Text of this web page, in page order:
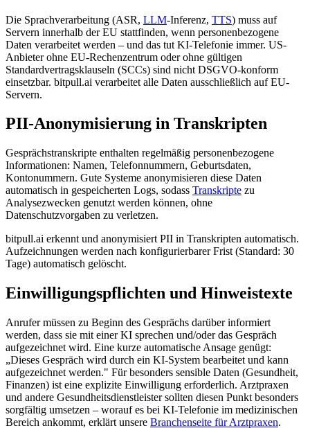
Die Sprachverarbeitung (ASR, LLM-Inferenz, TTS) muss auf
Servern innerhalb der EU stattfinden, wenn personenbezogene
Daten verarbeitet werden – und das tut KI-Telefonie immer. US-
Anbieter ohne EU-Rechenzentrum oder ohne gültigen
Standardvertragsklauseln (SCCs) sind nicht DSGVO-konform
einsetzbar. bitpull.ai verarbeitet alle Daten ausschließlich auf EU-
Servern.
PII-Anonymisierung in Transkripten
Gesprächstranskripte enthalten regelmäßig personenbezogene
Informationen: Namen, Telefonnummern, Geburtsdaten,
Kontonummern. Gute Systeme anonymisieren diese Daten
automatisch in gespeicherten Logs, sodass Transkripte zu
Analysezwecken genutzt werden können, ohne
Datenschutzvorgaben zu verletzen.
bitpull.ai erkennt und anonymisiert PII in Transkripten automatisch.
Aufzeichnungen werden nach konfigurierbarer Frist (Standard: 30
Tage) automatisch gelöscht.
Einwilligungspflichten und Hinweistexte
Anrufer müssen zu Beginn des Gesprächs darüber informiert
werden, dass sie mit einer KI sprechen und/oder das Gespräch
aufgezeichnet wird. Eine kurze automatische Ansage genügt:
„Dieses Gespräch wird durch ein KI-System bearbeitet und kann
aufgezeichnet werden." Für besonders sensible Daten (Gesundheit,
Finanzen) ist eine explizite Einwilligung erforderlich. Arztpraxen
und andere Gesundheitsdienstleister sollten diesen Punkt besonders
sorgfältig umsetzen – worauf es bei KI-Telefonie im medizinischen
Bereich ankommt, erklärt unsere Branchenseite für Arztpraxen.